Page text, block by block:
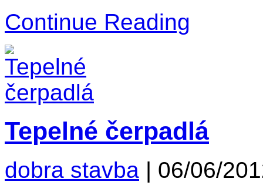
Continue Reading
Tepelné čerpadlá
dobra stavba | 06/06/